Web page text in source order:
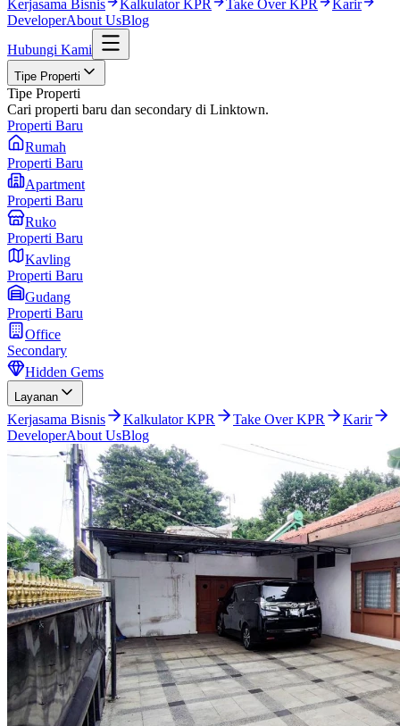
Kerjasama Bisnis Kalkulator KPR Take Over KPR
Karir
DeveloperAbout UsBlog
Hubungi Kami
Tipe Properti
Tipe Properti
Cari properti baru dan secondary di Linktown.
Properti Baru
Rumah
Properti Baru
Apartment
Properti Baru
Ruko
Properti Baru
Kavling
Properti Baru
Gudang
Properti Baru
Office
Secondary
Hidden Gems
Layanan
Kerjasama Bisnis Kalkulator KPR Take Over KPR
Karir
DeveloperAbout UsBlog